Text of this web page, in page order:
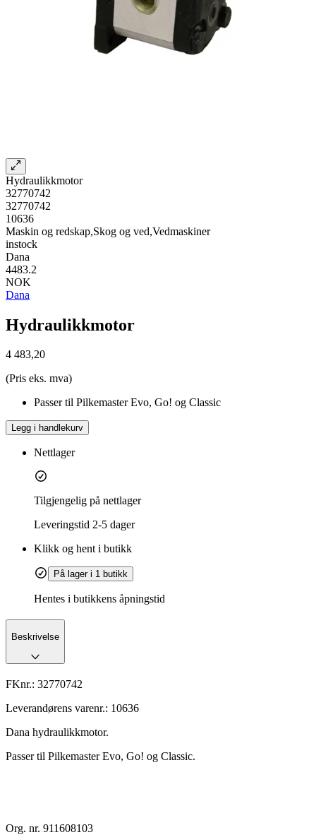
Hydraulikkmotor
32770742
32770742
10636
Maskin og redskap,Skog og ved,Vedmaskiner
instock
Dana
4483.2
NOK
Dana
Hydraulikkmotor
4 483,20
(Pris eks. mva)
Passer til Pilkemaster Evo, Go! og Classic
Legg i handlekurv
Nettlager
Tilgjengelig på nettlager
Leveringstid 2-5 dager
Klikk og hent i butikk
På lager i 1 butikk
Hentes i butikkens åpningstid
Beskrivelse
FKnr.: 32770742
Leverandørens varenr.: 10636
Dana hydraulikkmotor.
Passer til Pilkemaster Evo, Go! og Classic.
Org. nr. 911608103